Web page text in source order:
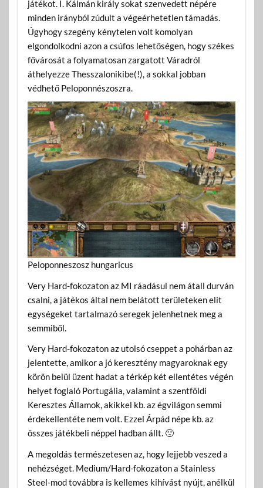
játékot. I. Kálmán király sokat szenvedett népére
minden irányból zúdult a végeérhetetlen támadás.
Úgyhogy szegény kénytelen volt komolyan
elgondolkodni azon a csúfos lehetőségen, hogy székes
fővárosát a folyamatosan zargatott Váradról
áthelyezze Thesszalonikibe(!), a sokkal jobban
védhető Peloponnészoszra.
Peloponneszosz hungaricus
Very Hard-fokozaton az MI ráadásul nem átall durván
csalni, a játékos által nem belátott területeken elit
egységeket tartalmazó seregek jelenhetnek meg a
semmiből.
Very Hard-fokozaton az utolsó cseppet a pohárban az
jelentette, amikor a jó keresztény magyaroknak egy
körön belül üzent hadat a térkép két ellentétes végén
helyet foglaló Portugália, valamint a szentföldi
Keresztes Államok, akikkel kb. az égvilágon semmi
érdekellentéte nem volt. Ezzel Árpád népe kb. az
összes játékbeli néppel hadban állt. 🙁
A megoldás természetesen az, hogy lejjebb veszed a
nehézséget. Medium/Hard-fokozaton a Stainless
Steel-mod továbbra is kellemes kihívást nyújt, anélkül